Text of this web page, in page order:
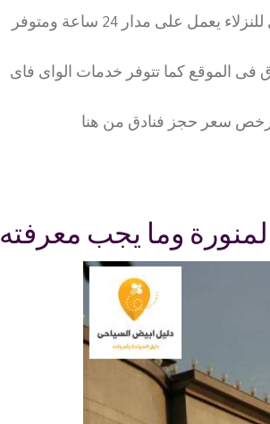
يتوفر بالفندق خدمات نقل للمطار ويضم مكتب استقبال للنزلاء يعمل على مدار 24 ساعة ومتوفر
فى الموقع كما تتوفر خدمات الواى فاى
أرخص سعر حجز فنادق من هنا
وما يجب معرفته